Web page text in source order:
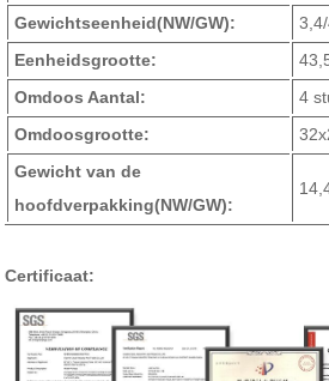
Gewichtseenheid(NW/GW):
Eenheidsgrootte:
Omdoos Aantal:
4
Omdoosgrootte:
Gewicht van de
hoofdverpakking(NW/GW):
Certificaat: